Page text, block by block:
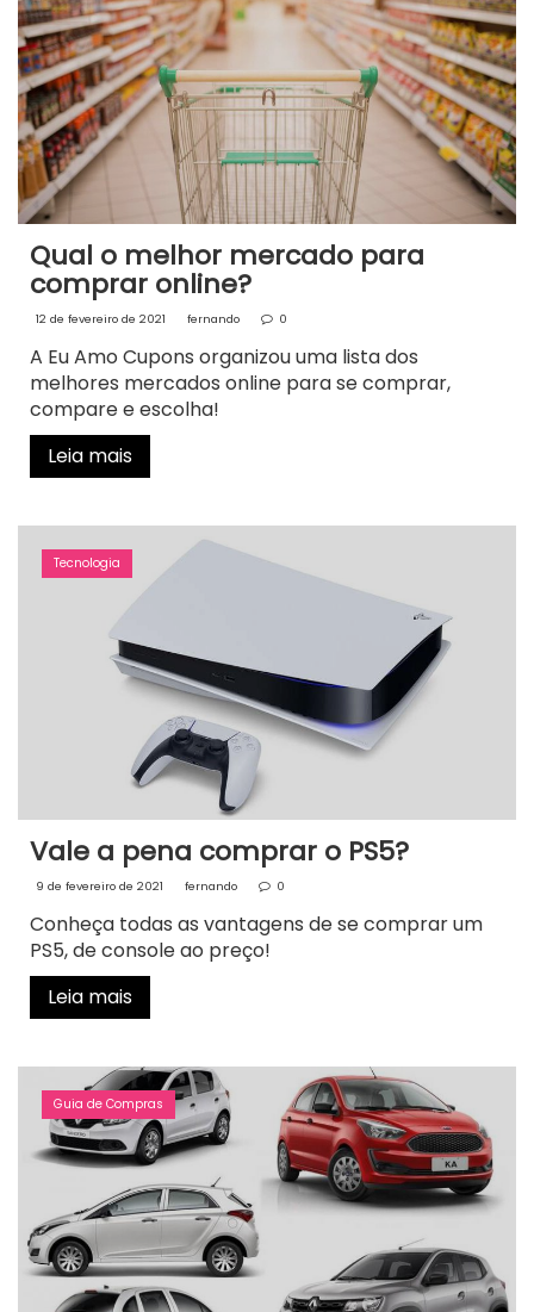
Qual o melhor mercado para
comprar online?
12 de fevereiro de 2021 fernando 0
A Eu Amo Cupons organizou uma lista dos
melhores mercados online para se comprar,
compare e escolha!
Leia mais
Tecnologia
Vale a pena comprar o PS5?
9 de fevereiro de 2021 fernando 0
Conheça todas as vantagens de se comprar um
PS5, de console ao preço!
Leia mais
Guia de Compras